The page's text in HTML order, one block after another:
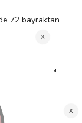
72 bayraktan
için FSC™